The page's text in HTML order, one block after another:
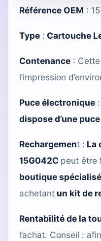
Référence OEM :
Type : Cartouche
Contenance :
l’impression
Puce électronique :
dispose d’une puce
Rechargement : La
15G042C peut être
boutique
achetant un kit de
Rentabilité de la
l’achat. Conseil :